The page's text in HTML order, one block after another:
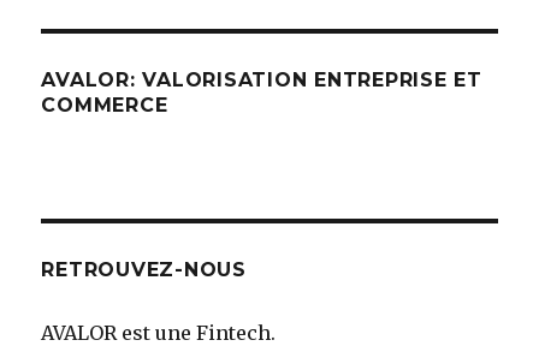
AVALOR: VALORISATION ENTREPRISE ET
COMMERCE
RETROUVEZ-NOUS
AVALOR est une Fintech.